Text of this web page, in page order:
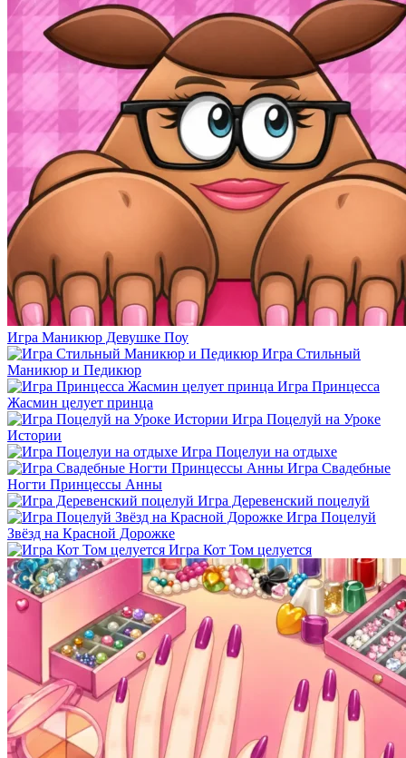
Игра Маникюр Девушке Поу
Игра Стильный
Маникюр и Педикюр
Игра Принцесса
Жасмин целует принца
Игра Поцелуй на Уроке
Истории
Игра Поцелуи на отдыхе
Игра Свадебные
Ногти Принцессы Анны
Игра Деревенский поцелуй
Игра Поцелуй
Звёзд на Красной Дорожке
Игра Кот Том целуется